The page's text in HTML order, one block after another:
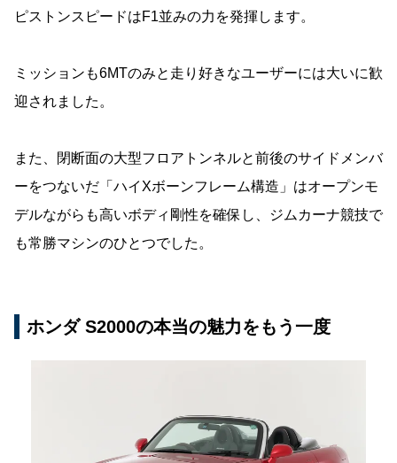
ピストンスピードはF1並みの力を発揮します。
ミッションも6MTのみと走り好きなユーザーには大いに歓
迎されました。
また、閉断面の大型フロアトンネルと前後のサイドメンバ
ーをつないだ「ハイXボーンフレーム構造」はオープンモ
デルながらも高いボディ剛性を確保し、ジムカーナ競技で
も常勝マシンのひとつでした。
ホンダ S2000の本当の魅力をもう一度